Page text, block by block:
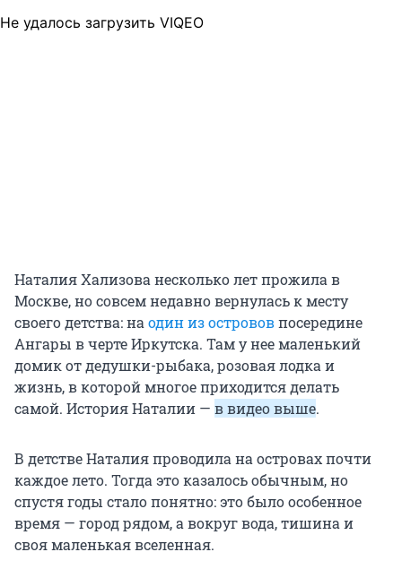
Не удалось загрузить VIQEO
Наталия Хализова несколько лет прожила в
Москве, но совсем недавно вернулась к месту
своего детства: на один из острововпосередине
Ангары в черте Иркутска. Там у нее маленький
домик от дедушки-рыбака, розовая лодка и
жизнь, в которой многое приходится делать
самой. История Наталии — в видео выше.
В детстве Наталия проводила на островах почти
каждое лето. Тогда это казалось обычным, но
спустя годы стало понятно: это было особенное
время — город рядом, а вокруг вода, тишина и
своя маленькая вселенная.